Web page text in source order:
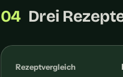
Drei
Rezeptvergleich